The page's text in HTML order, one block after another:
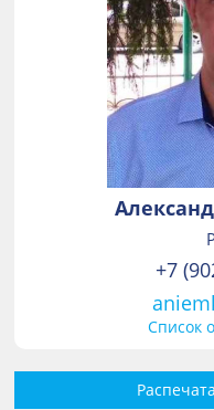
+7
Список